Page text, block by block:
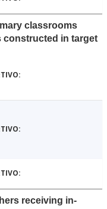
classrooms
constructed in target
receiving in-